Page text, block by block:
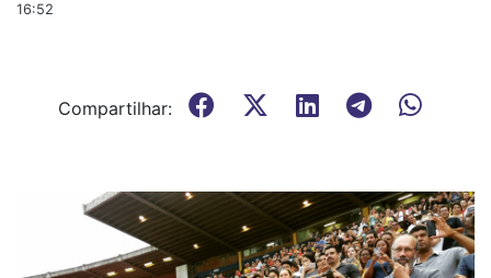
16:52
Compartilhar: